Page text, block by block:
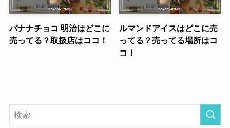
バナナチョコ 明治はどこに
売ってる？取扱店はココ！
ルマンドアイスはどこに売
ってる？売ってる場所はコ
コ！